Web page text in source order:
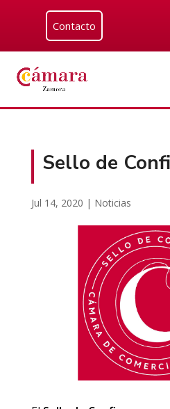
Contacto
Sello de
Jul 14, 2020 | Noticias